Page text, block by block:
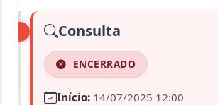
Consulta
ENCERRADO
Início: 14/07/2025 12:00